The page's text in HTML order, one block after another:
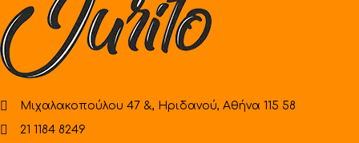
Μιχαλακοπούλου 47 &, Ηριδανού, Αθήνα 115 58
21 1184 8249